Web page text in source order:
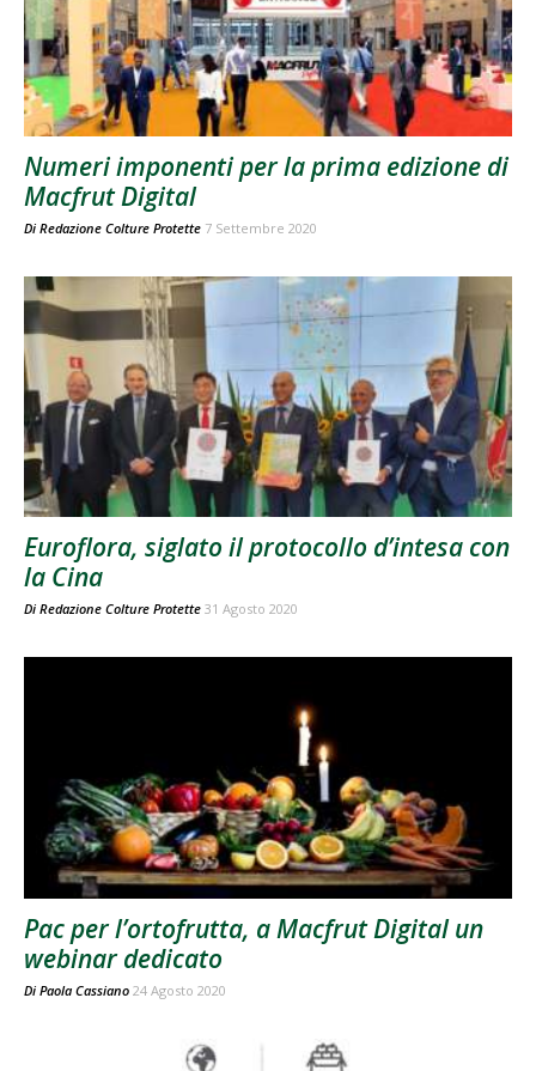
Numeri imponenti per la prima edizione di
Macfrut Digital
Di Redazione Colture Protette 7 Settembre 2020
Euroflora, siglato il protocollo d’intesa con
la Cina
Di Redazione Colture Protette 31 Agosto 2020
Pac per l’ortofrutta, a Macfrut Digital un
webinar dedicato
Di Paola Cassiano 24 Agosto 2020